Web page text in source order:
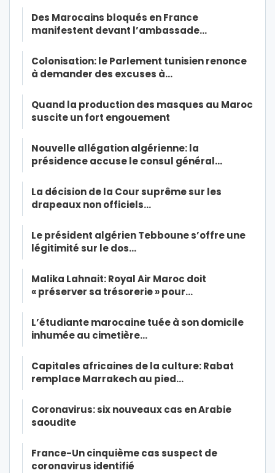
Des Marocains bloqués en France
manifestent devant l’ambassade…
Colonisation: le Parlement tunisien renonce
à demander des excuses à…
Quand la production des masques au Maroc
suscite un fort engouement
Nouvelle allégation algérienne: la
présidence accuse le consul général…
La décision de la Cour suprême sur les
drapeaux non officiels…
Le président algérien Tebboune s’offre une
légitimité sur le dos…
Malika Lahnait: Royal Air Maroc doit
« préserver sa trésorerie » pour…
L’étudiante marocaine tuée à son domicile
inhumée au cimetière…
Capitales africaines de la culture: Rabat
remplace Marrakech au pied…
Coronavirus: six nouveaux cas en Arabie
saoudite
France-Un cinquième cas suspect de
coronavirus identifié